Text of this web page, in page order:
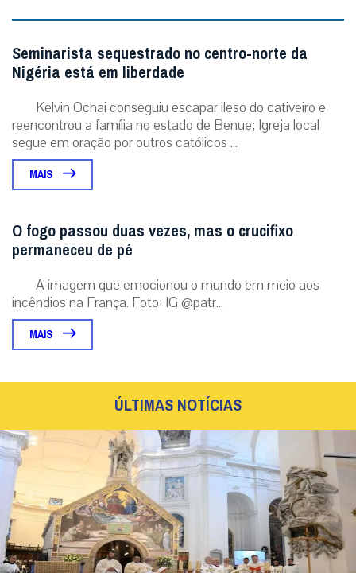
Seminarista sequestrado no centro-norte da
Nigéria está em liberdade
Kelvin Ochai conseguiu escapar ileso do cativeiro e
reencontrou a família no estado de Benue; Igreja local
segue em oração por outros católicos ...
MAIS
O fogo passou duas vezes, mas o crucifixo
permaneceu de pé
A imagem que emocionou o mundo em meio aos
incêndios na França. Foto: IG @patr...
MAIS
ÚLTIMAS NOTÍCIAS